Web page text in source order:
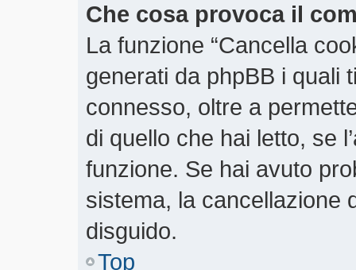
Che cosa provoca il
La funzione “Cancella
generati da phpBB i quali
connesso, oltre a
di quello che hai letto, se
funzione. Se hai avuto
sistema, la cancellazione
disguido.
Top